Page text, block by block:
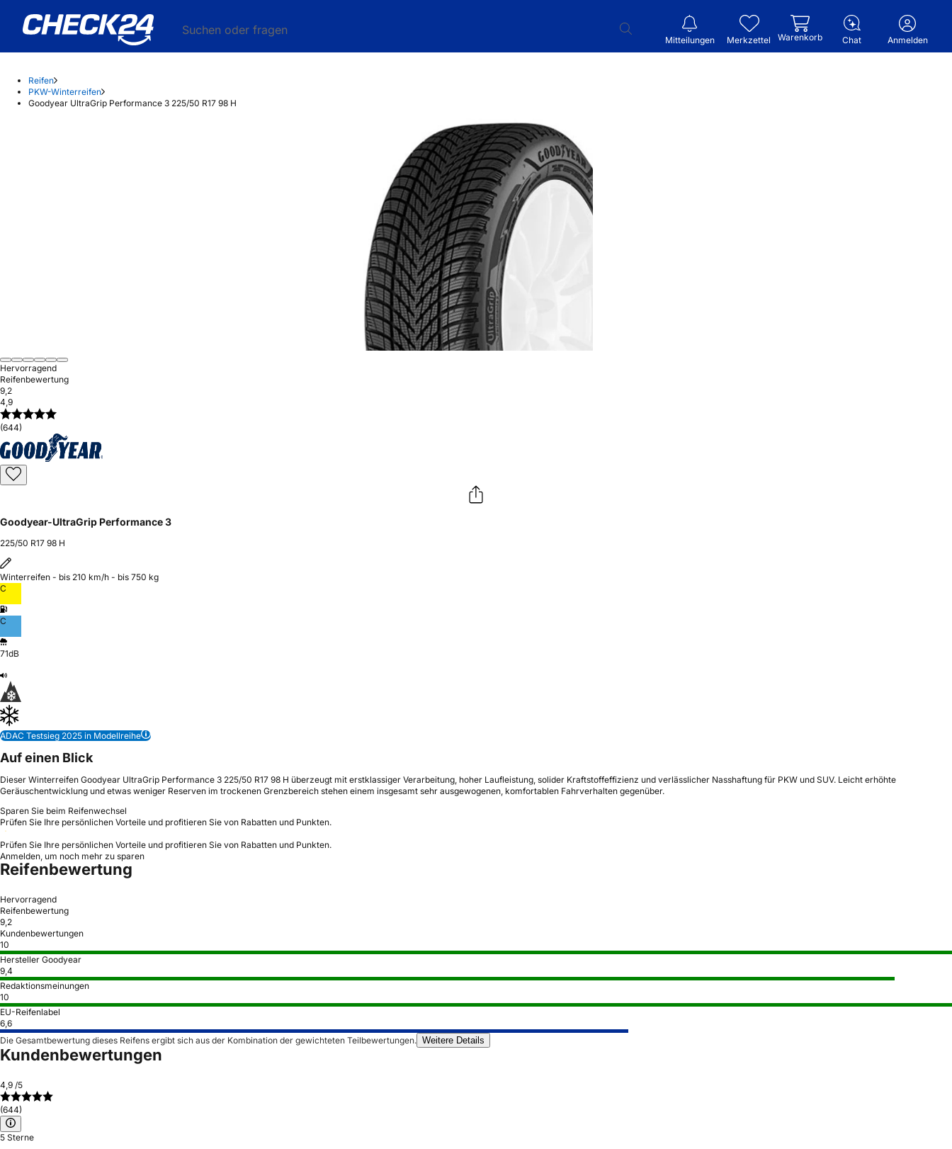
Suchen oder fragen
Mitteilungen Merkzettel Warenkorb Chat Anmelden
Reifen
PKW-Winterreifen
Goodyear UltraGrip Performance 3 225/50 R17 98 H
Hervorragend
Reifenbewertung
9,2
4,9
(644)
Goodyear-UltraGrip Performance 3
225/50 R17 98 H
Winterreifen - bis 210 km/h - bis 750 kg
C
C
71dB
ADAC Testsieg 2025 in Modellreihe
Auf einen Blick
Dieser Winterreifen Goodyear UltraGrip Performance 3 225/50 R17 98 H überzeugt mit erstklassiger Verarbeitung, hoher Laufleistung, solider Kraftstoffeffizienz und verlässlicher Nasshaftung für PKW und SUV. Leicht erhöhte
Geräuschentwicklung und etwas weniger Reserven im trockenen Grenzbereich stehen einem insgesamt sehr ausgewogenen, komfortablen Fahrverhalten gegenüber.
Sparen Sie beim Reifenwechsel
Prüfen Sie Ihre persönlichen Vorteile und profitieren Sie von Rabatten und Punkten.
Prüfen Sie Ihre persönlichen Vorteile und profitieren Sie von Rabatten und Punkten.
Anmelden, um noch mehr zu sparen
Reifenbewertung
Hervorragend
Reifenbewertung
9,2
Kundenbewertungen
10
Hersteller Goodyear
9,4
Redaktionsmeinungen
10
EU-Reifenlabel
6,6
Die Gesamtbewertung dieses Reifens ergibt sich aus der Kombination der gewichteten Teilbewertungen. Weitere Details
Kundenbewertungen
4,9 /5
(644)
5 Sterne